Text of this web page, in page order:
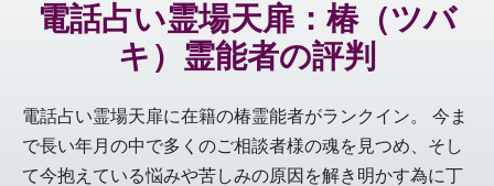
電話占い霊場天扉：椿（ツバ
キ）霊能者の評判
電話占い霊場天扉に在籍の椿霊能者がランクイン。 今ま
で長い年月の中で多くのご相談者様の魂を見つめ、そし
て今抱えている悩みや苦しみの原因を解き明かす為に丁